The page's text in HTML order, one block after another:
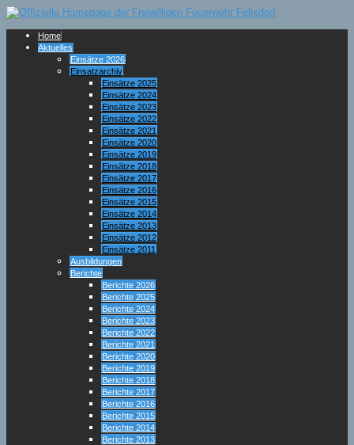
Home
Aktuelles
Einsätze 2026
Einsatzarchiv
Einsätze 2025
Einsätze 2024
Einsätze 2023
Einsätze 2022
Einsätze 2021
Einsätze 2020
Einsätze 2019
Einsätze 2018
Einsätze 2017
Einsätze 2016
Einsätze 2015
Einsätze 2014
Einsätze 2013
Einsätze 2012
Einsätze 2011
Ausbildungen
Berichte
Berichte 2026
Berichte 2025
Berichte 2024
Berichte 2023
Berichte 2022
Berichte 2021
Berichte 2020
Berichte 2019
Berichte 2018
Berichte 2017
Berichte 2016
Berichte 2015
Berichte 2014
Berichte 2013